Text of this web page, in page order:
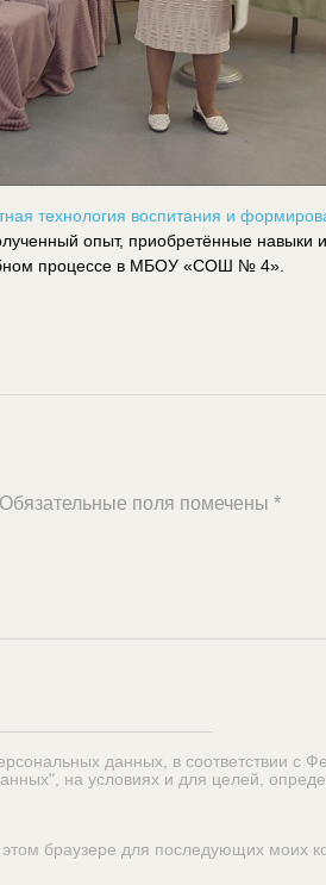
технология воспитания и
опыт, приобретённые
процессе в​ МБОУ «СОШ № 4».
Обязательные поля помечены *
данных, в соответствии с
на условиях и для целей,
браузере для последующих моих